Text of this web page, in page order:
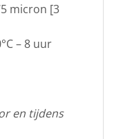
micron [3
– 8 uur
en tijdens